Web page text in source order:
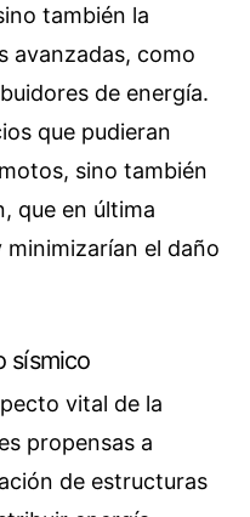
también la
avanzadas, como
de energía.
que pudieran
sino también
que en última
el daño
sísmico
vital de la
propensas a
de estructuras